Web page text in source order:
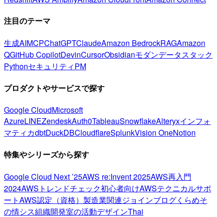
注目のテーマ
生成AIMCPChatGPTClaudeAmazon BedrockRAGAmazon
QGitHub CopilotDevinCursorObsidianモダンデータスタック
PythonセキュリティPM
プロダクトやサービスで探す
Google CloudMicrosoft
AzureLINEZendeskAuth0TableauSnowflakeAlteryxインフォ
マティカdbtDuckDBCloudflareSplunkVision OneNotion
特集やシリーズから探す
Google Cloud Next ’25AWS re:Invent 2025AWS再入門
2024AWSトレンドチェック初心者向けAWSテクニカルサポ
ートAWS認定（資格） 製造業関連ジョインブログくらめそ
の情シス組織開発室の活動デザインThai